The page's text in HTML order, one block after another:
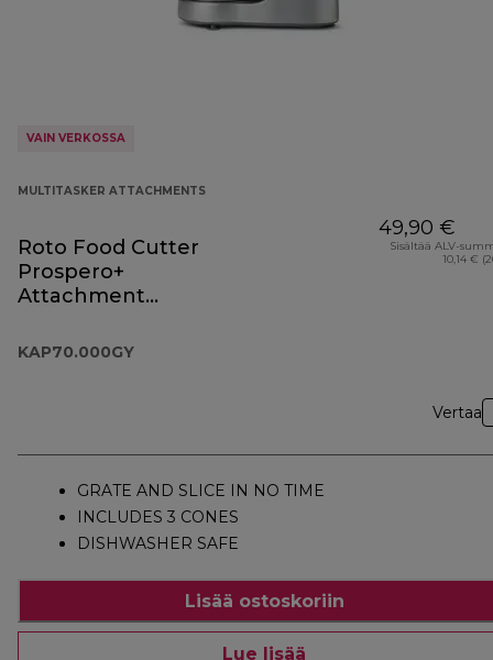
VAIN VERKOSSA
MULTITASKER ATTACHMENTS
Roto Food Cutter
Prospero+
Attachment
KAP70.000GY
49,90 €
Sisältää ALV-
10,14 €
Vertaa
GRATE AND SLICE IN NO TIME
INCLUDES 3 CONES
DISHWASHER SAFE
Lisää ostoskoriin
Lue lisää